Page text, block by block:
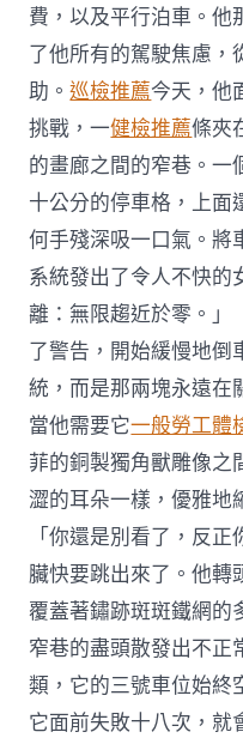
費，以及平行泊車。他
了他所有的駕駛焦慮，
助。巡檢推薦今天，他
挑戰，一健檢推薦條夾
的畫廊之間的窄巷。一
十公分的停車格，上面
何手殘深吸一口氣。將
系統發出了令人不快的
離：無限趨近於零。」
了警告，開始緩慢地倒
統，而是那兩塊永遠在
當他需要它一般勞工體
菲的銅製獨角獸雕像之
澀的耳朵一樣，優雅地
「你還是別看了，反
臟快要跳出來了。他轉
覆蓋著鏽跡斑斑鐵網的
窄巷的盡頭散發出不正
類，它的三號車位始終
它面前失敗十八次，就